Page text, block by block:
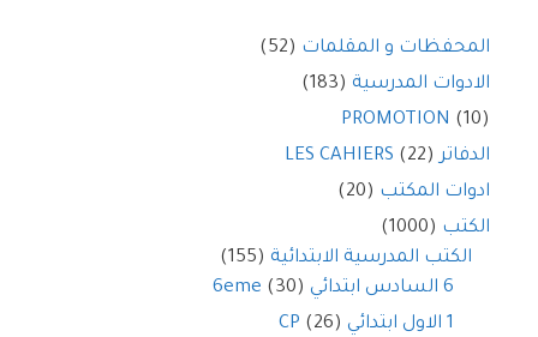
المحفظات و المقلمات (52)
الادوات المدرسية (183)
PROMOTION (10)
الدفاتر LES CAHIERS (22)
ادوات المكتب (20)
الكتب (1000)
الكتب المدرسية الابتدائية (155)
6 السادس ابتدائي 6eme
(30)
1 الاول ابتدائي CP
(26)